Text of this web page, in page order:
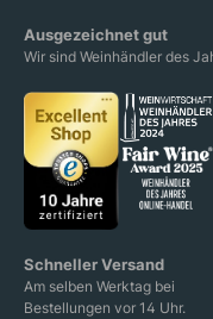
Ausgezeichnet gut
Wir sind Weinhändler des
Schneller Versand
Am selben Werktag bei
Bestellungen vor 14 Uhr.